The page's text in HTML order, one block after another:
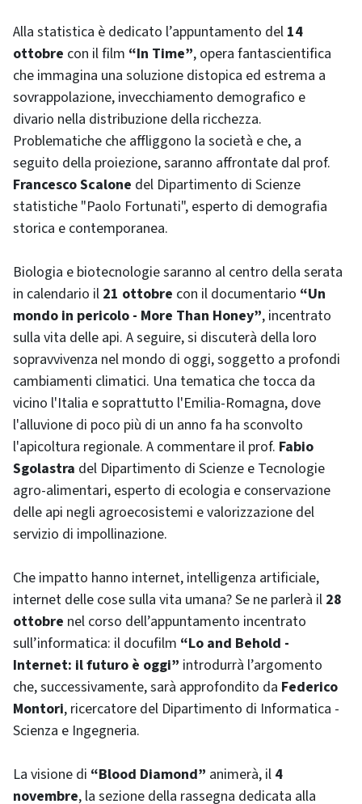
Alla statistica è dedicato l’appuntamento del 14
ottobre con il film “In Time”, opera fantascientifica
che immagina una soluzione distopica ed estrema a
sovrappolazione, invecchiamento demografico e
divario nella distribuzione della ricchezza.
Problematiche che affliggono la società e che, a
seguito della proiezione, saranno affrontate dal prof.
Francesco Scalone del Dipartimento di Scienze
statistiche "Paolo Fortunati", esperto di demografia
storica e contemporanea.
Biologia e biotecnologie saranno al centro della serata
in calendario il 21 ottobre con il documentario “Un
mondo in pericolo - More Than Honey”, incentrato
sulla vita delle api. A seguire, si discuterà della loro
sopravvivenza nel mondo di oggi, soggetto a profondi
cambiamenti climatici. Una tematica che tocca da
vicino l'Italia e soprattutto l'Emilia-Romagna, dove
l'alluvione di poco più di un anno fa ha sconvolto
l'apicoltura regionale. A commentare il prof. Fabio
Sgolastra del Dipartimento di Scienze e Tecnologie
agro-alimentari, esperto di ecologia e conservazione
delle api negli agroecosistemi e valorizzazione del
servizio di impollinazione.
Che impatto hanno internet, intelligenza artificiale,
internet delle cose sulla vita umana? Se ne parlerà il 28
ottobre nel corso dell’appuntamento incentrato
sull’informatica: il docufilm “Lo and Behold -
Internet: il futuro è oggi” introdurrà l’argomento
che, successivamente, sarà approfondito da Federico
Montori, ricercatore del Dipartimento di Informatica -
Scienza e Ingegneria.
La visione di “Blood Diamond” animerà, il 4
novembre, la sezione della rassegna dedicata alla